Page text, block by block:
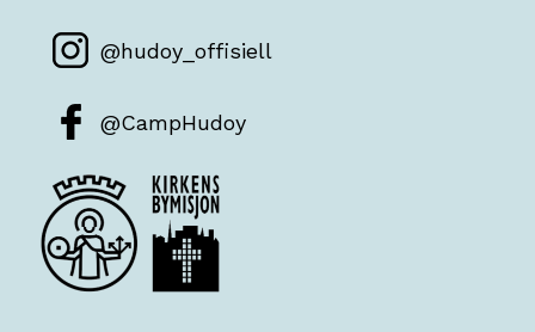
@hudoy_offisiell
@CampHudoy